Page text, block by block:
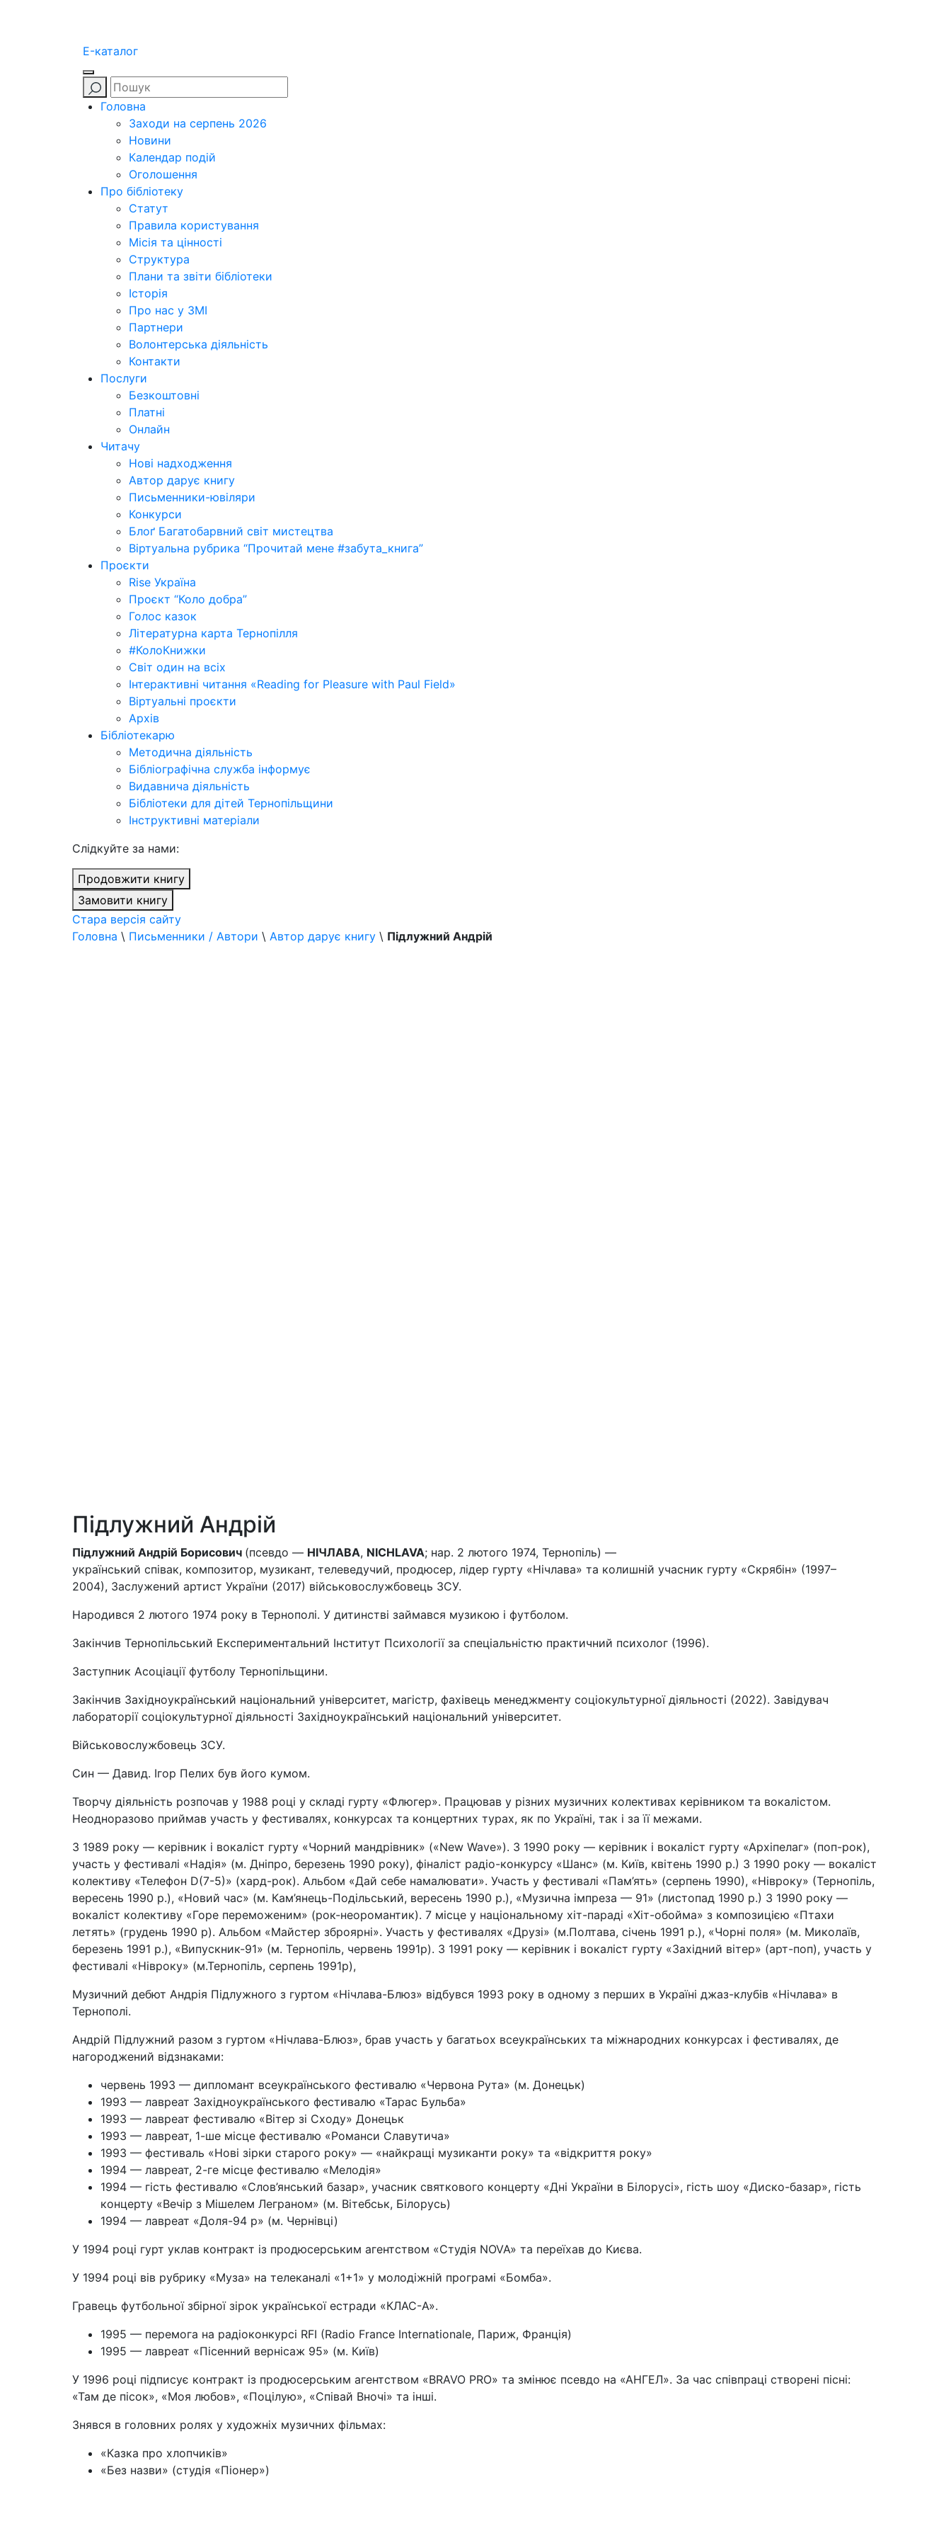
E-каталог
Головна
Заходи на серпень 2026
Новини
Календар подій
Оголошення
Про бібліотеку
Статут
Правила користування
Місія та цінності
Структура
Плани та звіти бібліотеки
Історія
Про нас у ЗМІ
Партнери
Волонтерська діяльність
Контакти
Послуги
Безкоштовні
Платні
Онлайн
Читачу
Нові надходження
Автор дарує книгу
Письменники-ювіляри
Конкурси
Блоґ Багатобарвний світ мистецтва
Віртуальна рубрика “Прочитай мене #забута_книга”
Проєкти
Rise Україна
Проєкт “Коло добра”
Голос казок
Літературна карта Тернопілля
#КолоКнижки
Світ один на всіх
Інтерактивні читання «Reading for Pleasure with Paul Field»
Віртуальні проєкти
Архів
Бібліотекарю
Методична діяльність
Бібліографічна служба інформує
Видавнича діяльність
Бібліотеки для дітей Тернопільщини
Інструктивні матеріали
Cлідкуйте за нами:
Продовжити книгу
Замовити книгу
Стара версія сайту
Головна \ Письменники / Автори \ Автор дарує книгу \ Підлужний Андрій
Підлужний Андрій
Підлужний Андрій Борисович (псевдо — НІЧЛАВА, NICHLAVA; нар. 2 лютого 1974, Тернопіль) —
український співак, композитор, музикант, телеведучий, продюсер, лідер гурту «Нічлава» та колишній учасник гурту «Скрябін» (1997–
2004), Заслужений артист України (2017) військовослужбовець ЗСУ.
Народився 2 лютого 1974 року в Тернополі. У дитинстві займався музикою і футболом.
Закінчив Тернопільський Експериментальний Інститут Психології за спеціальністю практичний психолог (1996).
Заступник Асоціації футболу Тернопільщини.
Закінчив Західноукраїнський національний університет, магістр, фахівець менеджменту соціокультурної діяльності (2022). Завідувач
лабораторії соціокультурної діяльності Західноукраїнський національний університет.
Військовослужбовець ЗСУ.
Син — Давид. Ігор Пелих був його кумом.
Творчу діяльність розпочав у 1988 році у складі гурту «Флюгер». Працював у різних музичних колективах керівником та вокалістом.
Неодноразово приймав участь у фестивалях, конкурсах та концертних турах, як по Україні, так і за її межами.
З 1989 року — керівник і вокаліст гурту «Чорний мандрівник» («New Wave»). З 1990 року — керівник і вокаліст гурту «Архіпелаг» (поп-рок),
участь у фестивалі «Надія» (м. Дніпро, березень 1990 року), фіналіст радіо-конкурсу «Шанс» (м. Київ, квітень 1990 р.) З 1990 року — вокаліст
колективу «Телефон D(7-5)» (хард-рок). Альбом «Дай себе намалювати». Участь у фестивалі «Пам’ять» (серпень 1990), «Нівроку» (Тернопіль,
вересень 1990 р.), «Новий час» (м. Кам’янець-Подільський, вересень 1990 р.), «Музична імпреза — 91» (листопад 1990 р.) З 1990 року —
вокаліст колективу «Горе переможеним» (рок-неоромантик). 7 місце у національному хіт-параді «Хіт-обойма» з композицією «Птахи
летять» (грудень 1990 р). Альбом «Майстер зброярні». Участь у фестивалях «Друзі» (м.Полтава, січень 1991 р.), «Чорні поля» (м. Миколаїв,
березень 1991 р.), «Випускник-91» (м. Тернопіль, червень 1991р). З 1991 року — керівник і вокаліст гурту «Західний вітер» (арт-поп), участь у
фестивалі «Нівроку» (м.Тернопіль, серпень 1991р),
Музичний дебют Андрія Підлужного з гуртом «Нічлава-Блюз» відбувся 1993 року в одному з перших в Україні джаз-клубів «Нічлава» в
Тернополі.
Андрій Підлужний разом з гуртом «Нічлава-Блюз», брав участь у багатьох всеукраїнських та міжнародних конкурсах і фестивалях, де
нагороджений відзнаками:
червень 1993 — дипломант всеукраїнського фестивалю «Червона Рута» (м. Донецьк)
1993 — лавреат Західноукраїнського фестивалю «Тарас Бульба»
1993 — лавреат фестивалю «Вітер зі Сходу» Донецьк
1993 — лавреат, 1-ше місце фестивалю «Романси Славутича»
1993 — фестиваль «Нові зірки старого року» — «найкращі музиканти року» та «відкриття року»
1994 — лавреат, 2-ге місце фестивалю «Мелодія»
1994 — гість фестивалю «Слов’янський базар», учасник святкового концерту «Дні України в Білорусі», гість шоу «Диско-базар», гість
концерту «Вечір з Мішелем Леграном» (м. Вітебськ, Білорусь)
1994 — лавреат «Доля-94 р» (м. Чернівці)
У 1994 році гурт уклав контракт із продюсерським агентством «Студія NOVA» та переїхав до Києва.
У 1994 році вів рубрику «Муза» на телеканалі «1+1» у молодіжній програмі «Бомба».
Гравець футбольної збірної зірок української естради «КЛАС-А».
1995 — перемога на радіоконкурсі RFI (Radio France Internationale, Париж, Франція)
1995 — лавреат «Пісенний вернісаж 95» (м. Київ)
У 1996 році підписує контракт із продюсерським агентством «BRAVO PRO» та змінює псевдо на «АНГЕЛ». За час співпраці створені пісні:
«Там де пісок», «Моя любов», «Поцілую», «Співай Вночі» та інші.
Знявся в головних ролях у художніх музичних фільмах:
«Казка про хлопчиків»
«Без назви» (студія «Піонер»)